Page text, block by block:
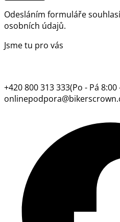
Odesláním formuláře
osobních údajů.
Jsme tu pro vás
+420 800 313 333(Po - Pá